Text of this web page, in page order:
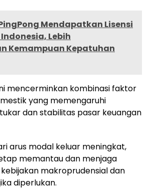
Mendapatkan Lisensi
Lebih
Kemampuan Kepatuhan
mencerminkan kombinasi faktor
yang memengaruhi
dan stabilitas pasar keuangan
arus modal keluar meningkat,
memantau dan menjaga
makroprudensial dan
diperlukan.